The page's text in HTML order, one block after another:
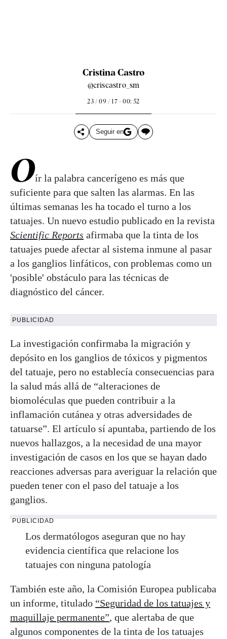
Cristina Castro
@criscastro_sm
23 / 09 / 17 - 00: 52
Seguir en
Oír la palabra cancerígeno es más que
suficiente para que salten las alarmas. En las
últimas semanas les ha tocado el turno a los
tatuajes. Un nuevo estudio publicado en la revista
Scientific Reports afirmaba que la tinta de los
tatuajes puede afectar al sistema inmune al pasar
a los ganglios linfáticos, con problemas como un
'posible' obstáculo para las técnicas de
diagnóstico del cáncer.
PUBLICIDAD
La investigación confirmaba la migración y
depósito en los ganglios de tóxicos y pigmentos
del tatuaje, pero no establecía consecuencias para
la salud más allá de “alteraciones de
biomoléculas que pueden contribuir a la
inflamación cutánea y otras adversidades de
tatuarse”. El artículo sí apuntaba, partiendo de los
nuevos hallazgos, a la necesidad de una mayor
investigación de casos en los que se hayan dado
reacciones adversas para averiguar la relación que
pueden tener con el paso del tatuaje a los
ganglios.
PUBLICIDAD
Los dermatólogos aseguran que no hay
evidencia científica que relacione los
tatuajes con ninguna patología
También este año, la Comisión Europea publicaba
un informe, titulado “Seguridad de los tatuajes y
maquillaje permanente”, que alertaba de que
algunos componentes de la tinta de los tatuajes